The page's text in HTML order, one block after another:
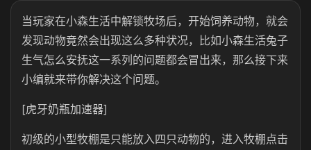
当玩家在小森生活中解锁牧场后，开始饲养动物，就会
发现动物竟然会出现这么多种状况，比如小森生活兔子
生气怎么安抚这一系列的问题都会冒出来，那么接下来
小编就来带你解决这个问题。
[虎牙奶瓶加速器]
初级的小型牧棚是只能放入四只动物的，进入牧棚点击